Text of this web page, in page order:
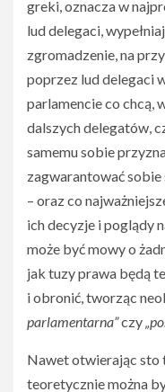
greki, oznacza w
lud delegaci,
zgromadzenie, na
poprzez lud delegaci
parlamencie co chcą,
dalszych delegatów,
samemu sobie
zagwarantować
– oraz co
ich decyzje i poglądy
może być mowy o
jak tuzy prawa będą
i obronić, tworząc
parlamentarna”czy
Nawet otwierając sto
teoretycznie można